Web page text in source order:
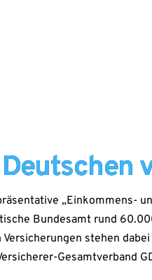
„Einkommens-
Bundesamt rund
stehen
Gesamtverband